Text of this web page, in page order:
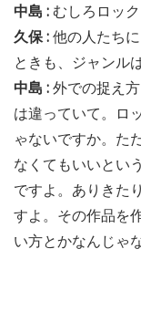
中島 : むしろロッ
久保 :他の人たち
ときも、ジャンル
中島 :外での捉え
は違っていて。ロ
ゃないですか。た
なくてもいいとい
ですよ。ありきた
すよ。その作品を
い方とかなんじゃ